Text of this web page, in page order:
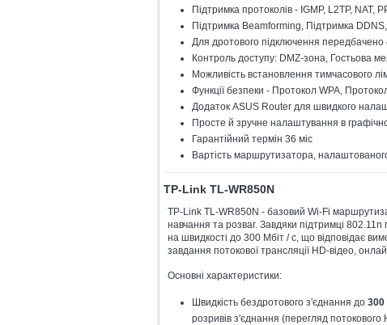
Підтримка протоколів - IGMP, L2TP, NAT,
Підтримка Beamforming, Підтримка
Для дротового підключення передбачено
Контроль доступу: DMZ-зона, Гостьова
Можливість встановлення тимчасового
Функції безпеки - Протокол WPA,
Додаток ASUS Router для швидкого
Просте й зручне налаштування в
Гарантійний термін 36 міс
Вартість маршрутизатора,
TP-Link TL-WR850N
TP-Link TL-WR850N - базовий Wi-Fi
навчання та розваг. Завдяки підтримці
на швидкості до 300 Мбіт / с, що відповідає
завдання потокової трансляції HD-відео,
Основні характеристики:
Швидкість бездротового з'єднання до 300
розривів з'єднання (перегляд потокового